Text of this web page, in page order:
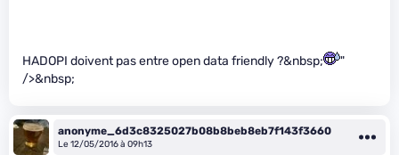
HADOPI doivent pas entre open data friendly ?&nbsp;
"
/>&nbsp;
anonyme_6d3c8325027b08b8beb8eb7f143f3660
Le 12/05/2016 à 09h13